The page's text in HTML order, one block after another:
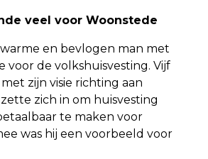
veel voor Woonstede
warme en bevlogen man met
voor de volkshuisvesting. Vijf
zijn visie richting aan
zich in om huisvesting
te maken voor
was hij een voorbeeld voor